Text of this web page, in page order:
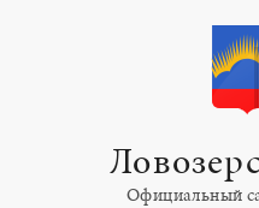
Официальный